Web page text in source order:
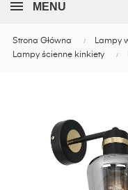
MENU
Strona Główna
Lampy
Lampy ścienne kinkiety